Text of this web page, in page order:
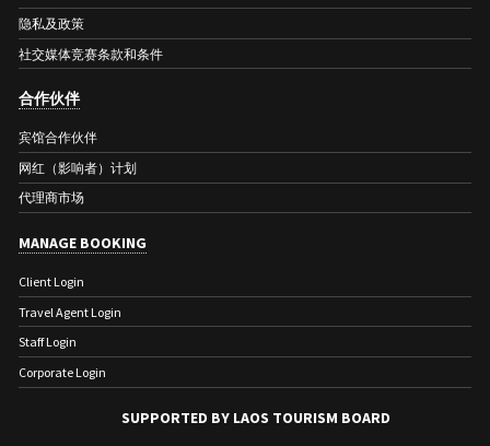
隐私及政策
社交媒体竞赛条款和条件
合作伙伴
宾馆合作伙伴
网红（影响者）计划
代理商市场
MANAGE BOOKING
Client Login
Travel Agent Login
Staff Login
Corporate Login
SUPPORTED BY LAOS TOURISM BOARD